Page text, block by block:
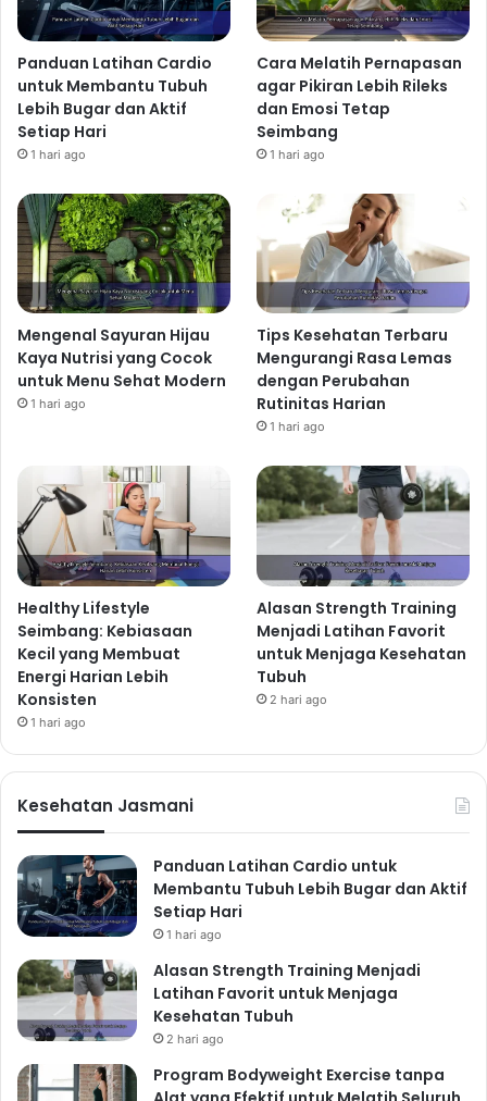
Panduan Latihan Cardio
untuk Membantu Tubuh
Lebih Bugar dan Aktif
Setiap Hari
1 hari ago
Cara Melatih Pernapasan
agar Pikiran Lebih Rileks
dan Emosi Tetap
Seimbang
1 hari ago
Mengenal Sayuran Hijau
Kaya Nutrisi yang Cocok
untuk Menu Sehat Modern
1 hari ago
Tips Kesehatan Terbaru
Mengurangi Rasa Lemas
dengan Perubahan
Rutinitas Harian
1 hari ago
Healthy Lifestyle
Seimbang: Kebiasaan
Kecil yang Membuat
Energi Harian Lebih
Konsisten
1 hari ago
Alasan Strength Training
Menjadi Latihan Favorit
untuk Menjaga Kesehatan
Tubuh
2 hari ago
Kesehatan Jasmani
Panduan Latihan Cardio untuk
Membantu Tubuh Lebih Bugar dan Aktif
Setiap Hari
1 hari ago
Alasan Strength Training Menjadi
Latihan Favorit untuk Menjaga
Kesehatan Tubuh
2 hari ago
Program Bodyweight Exercise tanpa